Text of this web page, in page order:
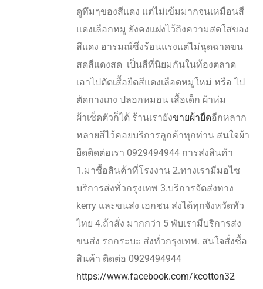
ดูทึมๆของสีแดง แต่ไม่เข้มมากจนเหมือนสี
แดงเลือกหมู ยังคงแฝงไว้ถึงความสดใสของ
สีแดง อารมณ์ซึ่งร้อนแรงแต่ไม่ฉุดฉาดขน
สดสีแดงสด เป็นสีที่นิยมกันในท้องตลาด
เอาไปตัดเสื้อยืดสีแดงเลือดหมูใหม่ หรือ ไป
ตัดกางเกง ปลอกหมอน เสื้อเด็ก ผ้าห่ม
ผ้าเช็ดตัวก็ได้ ร้านเรายังขายผ้ายืดอีกหลาก
หลายสีไว้คอยบริการลูกค้าทุกท่าน สนใจผ้า
ยืดติดต่อเรา 0929494944 การส่งสินค้า
1.มาซื้อสินค้าที่โรงงาน 2.ทางเรามีมอไซ
บริการส่งทั่วกรุงเทพ 3.บริการจัดส่งทาง
kerry และขนส่ง เอกชน ส่งได้ทุกจังหวัดทัว
ไทย 4.ถ้าสั่ง มากกว่า 5 พับเรามีบริการส่ง
ขนส่ง รถกระบะ ส่งทั่วกรุงเทพ. สนใจสั่งซื้อ
สินค้า ติดต่อ 0929494944
https://www.facebook.com/kcotton32